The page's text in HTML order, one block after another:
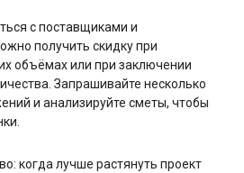
с поставщиками и
получить скидку при
объёмах или при заключении
Запрашивайте несколько
и анализируйте сметы, чтобы
когда лучше растянуть проект